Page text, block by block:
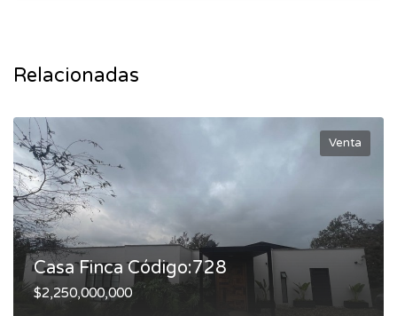
Relacionadas
Venta
Casa Finca Código:728
$2,250,000,000